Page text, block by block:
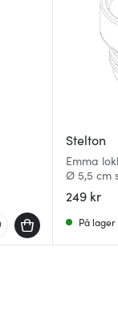
Stelton
Emma
Ø 5,5 cm
249 kr
På lager